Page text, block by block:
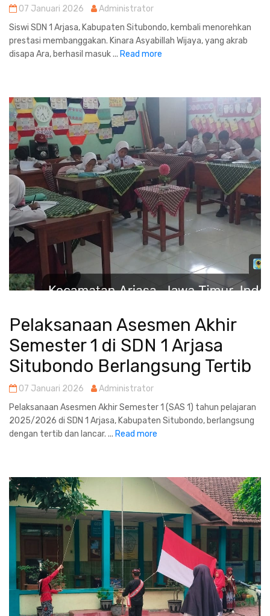
07 Januari 2026
Administrator
Siswi SDN 1 Arjasa, Kabupaten Situbondo, kembali menorehkan
prestasi membanggakan. Kinara Asyabillah Wijaya, yang akrab
disapa Ara, berhasil masuk ... Read more
Pelaksanaan Asesmen Akhir
Semester 1 di SDN 1 Arjasa
Situbondo Berlangsung Tertib
07 Januari 2026
Administrator
Pelaksanaan Asesmen Akhir Semester 1 (SAS 1) tahun pelajaran
2025/2026 di SDN 1 Arjasa, Kabupaten Situbondo, berlangsung
dengan tertib dan lancar. ... Read more